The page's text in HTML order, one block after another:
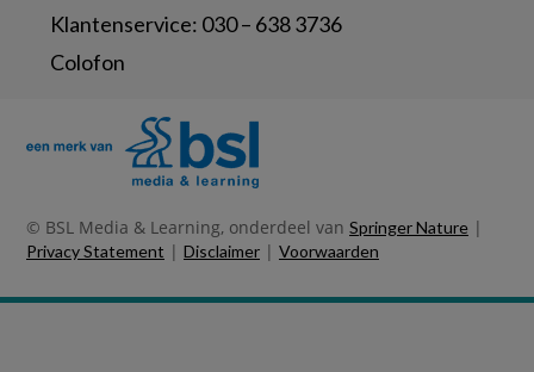
Klantenservice: 030 – 638 3736
Colofon
© BSL Media & Learning, onderdeel van Springer Nature |
Privacy Statement | Disclaimer | Voorwaarden